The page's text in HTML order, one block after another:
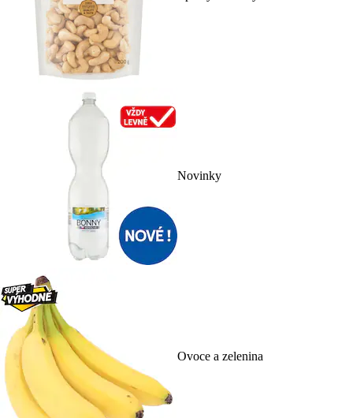
Novinky
Ovoce a zelenina